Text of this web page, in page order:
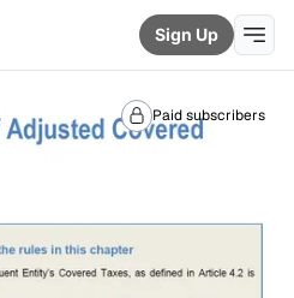
Sign Up
Paid subscribers